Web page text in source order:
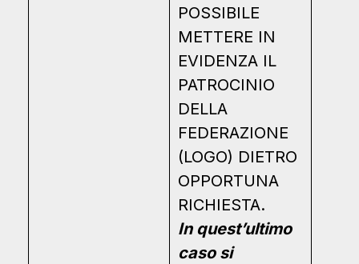
POSSIBILE
METTERE IN
EVIDENZA IL
PATROCINIO
DELLA
FEDERAZIONE
(LOGO) DIETRO
OPPORTUNA
RICHIESTA.
In quest’ultimo
caso si